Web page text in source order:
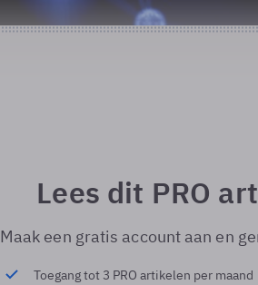
Lees dit PRO
Maak een gratis account aan en
Toegang tot 3 PRO artikelen per maand